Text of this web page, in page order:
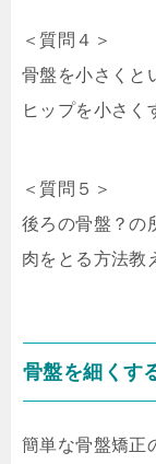
＜質問４＞
骨盤を小さくと
ヒップを小さく
＜質問５＞
後ろの骨盤？の
肉をとる方法教
骨盤を細くす
簡単な骨盤矯正